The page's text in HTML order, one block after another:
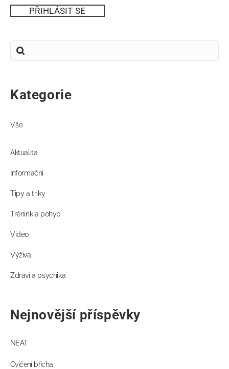
PŘIHLÁSIT SE
Kategorie
Vše
Aktualita
Informační
Tipy a triky
Trénink a pohyb
Video
Výživa
Zdraví a psychika
Nejnovější příspěvky
NEAT
Cvičení břicha